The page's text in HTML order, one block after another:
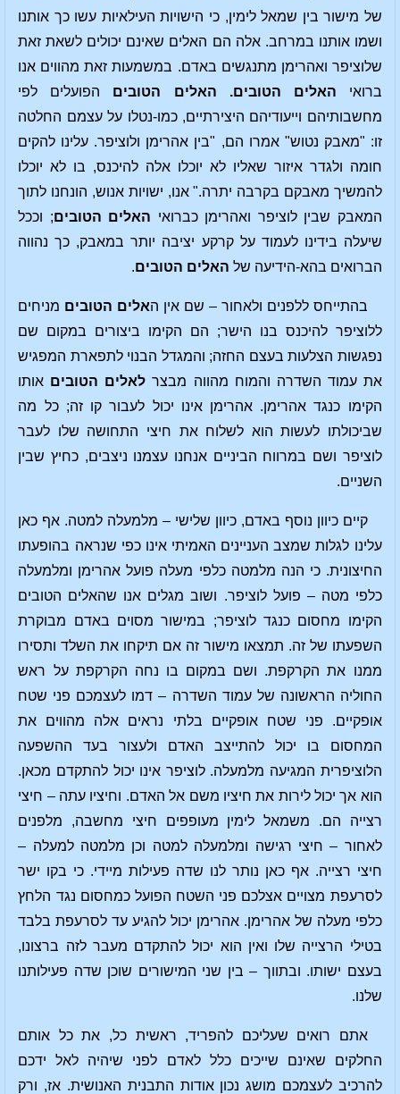
של מישור בין שמאל לימין, כי הישויות העילאיות עשו כך אותנו
ושמו אותנו במרחב. אלה הם האלים שאינם יכולים לשאת זאת
שלוציפר ואהרימן מתנגשים באדם. במשמעות זאת מהווים אנו
ברואי האלים הטובים. האלים הטובים הפועלים לפי
מחשבותיהם וייעודיהם היצירתיים, כמו-נטלו על עצמם החלטה
זו: "מאבק נטוש" אמרו הם, "בין אהרימן ולוציפר. עלינו להקים
חומה ולגדר איזור שאליו לא יוכלו אלה להיכנס, בו לא יוכלו
להמשיך מאבקם בקרבה יתרה." אנו, ישויות אנוש, הונחנו לתוך
המאבק שבין לוציפר ואהרימן כברואי האלים הטובים; וככל
שיעלה בידינו לעמוד על קרקע יציבה יותר במאבק, כך נהווה
הברואים בהא-הידיעה של האלים הטובים.
בהתייחס ללפנים ולאחור – שם אין האלים הטובים מניחים
ללוציפר להיכנס בנו הישר; הם הקימו ביצורים במקום שם
נפגשות הצלעות בעצם החזה; והמגדל הבנוי לתפארת המפגיש
את עמוד השדרה והמוח מהווה מבצר לאלים הטובים אותו
הקימו כנגד אהרימן. אהרימן אינו יכול לעבור קו זה; כל מה
שביכולתו לעשות הוא לשלוח את חיצי התחושה שלו לעבר
לוציפר ושם במרווח הביניים אנחנו עצמנו ניצבים, כחיץ שבין
השניים.
קיים כיוון נוסף באדם, כיוון שלישי – מלמעלה למטה. אף כאן
עלינו לגלות שמצב העניינים האמיתי אינו כפי שנראה בהופעתו
החיצונית. כי הנה מלמטה כלפי מעלה פועל אהרימן ומלמעלה
כלפי מטה – פועל לוציפר. ושוב מגלים אנו שהאלים הטובים
הקימו מחסום כנגד לוציפר; במישור מסוים באדם מבוקרת
השפעתו של זה. תמצאו מישור זה אם תיקחו את השלד ותסירו
ממנו את הקרקפת. ושם במקום בו נחה הקרקפת על ראש
החוליה הראשונה של עמוד השדרה – דמו לעצמכם פני שטח
אופקיים. פני שטח אופקיים בלתי נראים אלה מהווים את
המחסום בו יכול להתייצב האדם ולעצור בעד ההשפעה
הלוציפרית המגיעה מלמעלה. לוציפר אינו יכול להתקדם מכאן.
הוא אך יכול לירות את חיציו משם אל האדם. וחיציו עתה – חיצי
רצייה הם. משמאל לימין מעופפים חיצי מחשבה, מלפנים
לאחור – חיצי רגישה ומלמעלה למטה וכן מלמטה למעלה –
חיצי רצייה. אף כאן נותר לנו שדה פעילות מיידי. כי בקו ישר
לסרעפת מצויים אצלכם פני השטח הפועל כמחסום נגד הלחץ
כלפי מעלה של אהרימן. אהרימן יכול להגיע עד לסרעפת בלבד
בטילי הרצייה שלו ואין הוא יכול להתקדם מעבר לזה ברצונו,
בעצם ישותו. ובתווך – בין שני המישורים שוכן שדה פעילותנו
שלנו.
אתם רואים שעליכם להפריד, ראשית כל, את כל אותם
החלקים שאינם שייכים כלל לאדם לפני שיהיה לאל ידכם
להרכיב לעצמכם מושג נכון אודות התבנית האנושית. אז, ורק